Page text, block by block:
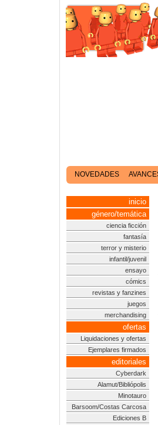
NOVEDADES
inicio
género/temática
ciencia ficción
fantasía
terror y misterio
infantil/juvenil
ensayo
cómics
revistas y fanzines
juegos
merchandising
ofertas
Liquidaciones y ofertas
Ejemplares firmados
editoriales
Cyberdark
Alamut/Bibliópolis
Minotauro
Barsoom/Costas Carcosa
Ediciones B